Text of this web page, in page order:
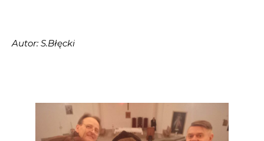
Autor: S.Błęcki